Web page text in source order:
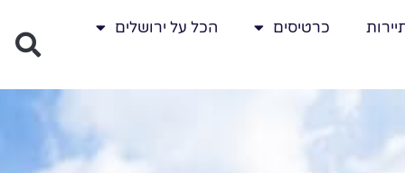
כרטיסים הכל על ירושלים